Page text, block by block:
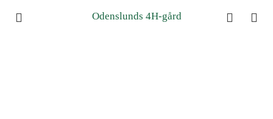
Odenslunds 4H-gård